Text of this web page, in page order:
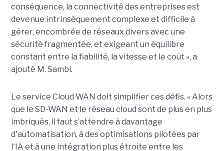
conséquence, la connectivité des entreprises est
devenue intrinsèquement complexe et difficile à
gérer, encombrée de réseaux divers avec une
sécurité fragmentée, et exigeant un équilibre
constant entre la fiabilité, la vitesse et le coût », a
ajouté M. Sambi.
Le service Cloud WAN doit simplifier ces défis. « Alors
que le SD-WAN et le réseau cloud sont de plus en plus
imbriqués, il faut s’attendre à davantage
d'automatisation, à des optimisations pilotées par
l'IA et à une intégration plus étroite entre les